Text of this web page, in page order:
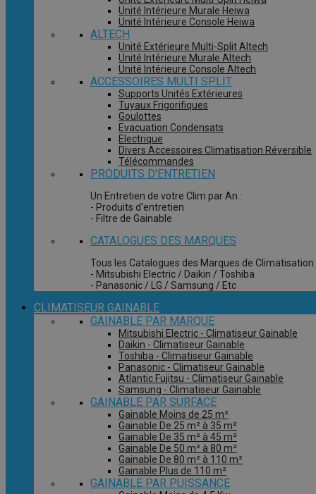
Unité Intérieure Murale Heiwa
Unité Intérieure Console Heiwa
ALTECH
Unité Extérieure Multi-Split Altech
Unité Intérieure Murale Altech
Unité Intérieure Console Altech
ACCESSOIRES MULTI SPLIT
Supports Unités Extérieures
Tuyaux Frigorifiques
Goulottes
Evacuation Condensats
Electrique
Divers Accessoires Climatisation Réversible
Télécommandes
PRODUITS D'ENTRETIEN
Un Entretien de votre Clim par An :
- Produits d'entretien
- Filtre de Gainable
CATALOGUES DES MARQUES
Tous les Catalogues des Marques de Climatisation
- Mitsubishi Electric / Daikin / Toshiba
- Panasonic / LG / Samsung / Etc
CLIMATISEUR GAINABLE
GAINABLE PAR MARQUE
Mitsubishi Electric - Climatiseur Gainable
Daikin - Climatiseur Gainable
Toshiba - Climatiseur Gainable
Panasonic - Climatiseur Gainable
Atlantic Fujitsu - Climatiseur Gainable
Samsung - Climatiseur Gainable
GAINABLE PAR SURFACE
Gainable Moins de 25 m²
Gainable De 25 m² à 35 m²
Gainable De 35 m² à 45 m²
Gainable De 50 m² à 80 m²
Gainable De 80 m² à 110 m²
Gainable Plus de 110 m²
GAINABLE PAR PUISSANCE